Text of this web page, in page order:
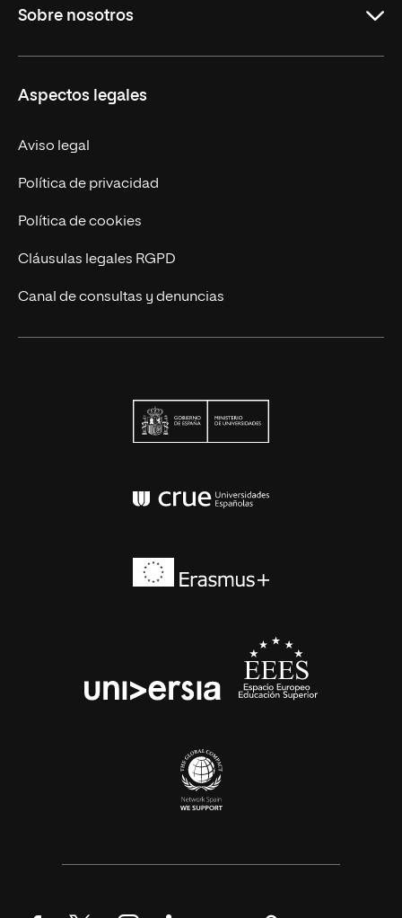
Formación Continua
Sobre nosotros
Trabaja en UNIR
Actualidad
Contáctanos
Aspectos legales
Aviso legal
Política de privacidad
Política de cookies
Cláusulas legales RGPD
Canal de consultas y denuncias